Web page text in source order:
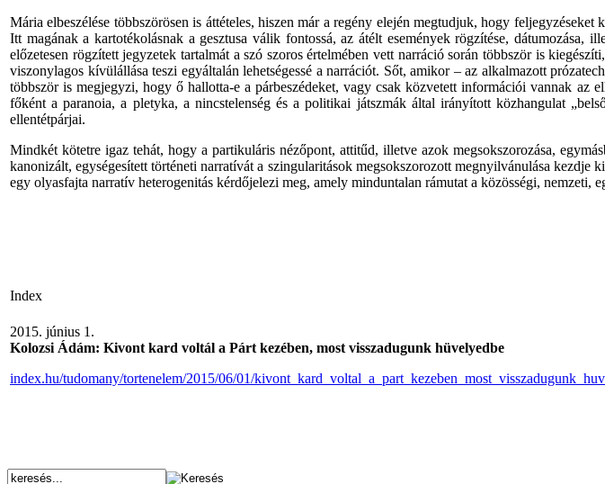
Mária elbeszélése többszörösen is áttételes, hiszen már a regény elején megtudjuk, hogy
Itt magának a kartotékolásnak a gesztusa válik fontossá, az átélt események rögzítése,
előzetesen rögzített jegyzetek tartalmát a szó szoros értelmében vett narráció során többször is
viszonylagos kívülállása teszi egyáltalán lehetségessé a narrációt. Sőt, amikor – az alkalmazott
többször is megjegyzi, hogy ő hallotta-e a párbeszédeket, vagy csak közvetett információi vannak
főként a paranoia, a pletyka, a nincstelenség és a politikai játszmák által irányított közhangulat
ellentétpárjai.
Mindkét kötetre igaz tehát, hogy a partikuláris nézőpont, attitűd, illetve azok megsokszorozása,
kanonizált, egységesített történeti narratívát a szingularitások megsokszorozott megnyilvánulása
egy olyasfajta narratív heterogenitás kérdőjelezi meg, amely minduntalan rámutat a közösségi, nemzeti,
Index
2015. június 1.
Kolozsi Ádám: Kivont kard voltál a Párt kezében, most visszadugunk hüvelyedbe
index.hu/tudomany/tortenelem/2015/06/01/